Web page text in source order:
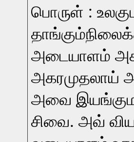
பொருள் :
அடையாளம்
அகரமுதலாய்
அவை
சிவை. அவ்